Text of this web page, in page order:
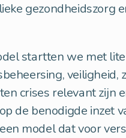
gezondheidszorg
startten we met
veiligheid,
crises relevant zijn
de benodigde inzet
model dat voor